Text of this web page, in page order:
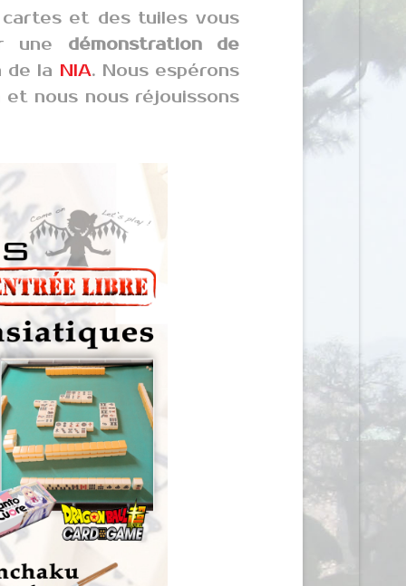
et des tuiles vous
une démonstration de
de la NIA. Nous espérons
et nous nous réjouissons